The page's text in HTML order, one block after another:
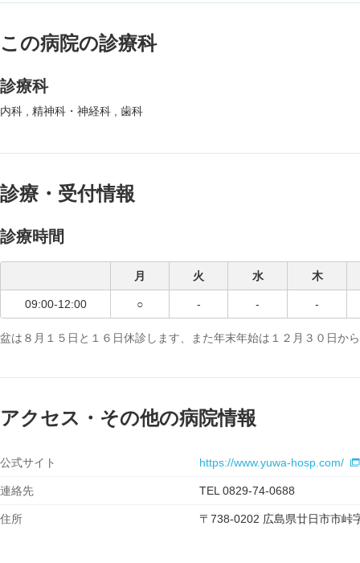
この病院の診療科
診療科
内科 精神科・神経科 歯科
診療・受付情報
診療時間
月 火 水 木
09:00-12:00 ○ - - -
盆は８月１５日と１６日休診します、また年末年始は１２月３０日か
アクセス・その他の病院情報
公式サイト https://www.yuwa-hosp.com/
連絡先 TEL 0829-74-0688
住所 〒738-0202 広島県廿日市市峠